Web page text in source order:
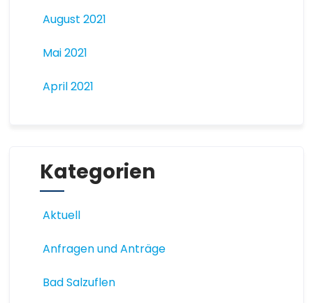
August 2021
Mai 2021
April 2021
Kategorien
Aktuell
Anfragen und Anträge
Bad Salzuflen